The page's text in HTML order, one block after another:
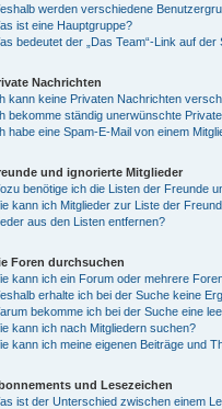
werden verschiedene
ist eine Hauptgruppe?
bedeutet der „Das Team“-Link auf der
Nachrichten
kann keine Privaten Nachrichten
bekomme ständig unerwünschte
habe eine Spam-E-Mail von einem
und ignorierte Mitglieder
benötige ich die Listen der Freunde
kann ich Mitglieder zur Liste der
aus den Listen entfernen?
Foren durchsuchen
kann ich ein Forum oder mehrere
erhalte ich bei der Suche keine
bekomme ich bei der Suche eine
kann ich nach Mitgliedern suchen?
kann ich meine eigenen Beiträge und
und Lesezeichen
ist der Unterschied zwischen einem